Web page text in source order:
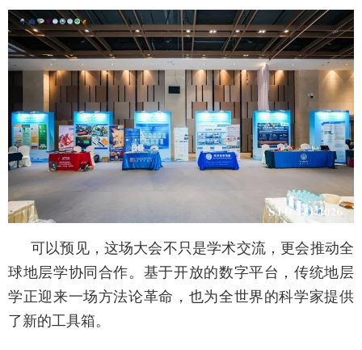
可以预见，这场大会不只是学术交流，更会推动全
球地层学协同合作。基于开放的数字平台，传统地层
学正迎来一场方法论革命，也为全世界的科学家提供
了新的工具箱。